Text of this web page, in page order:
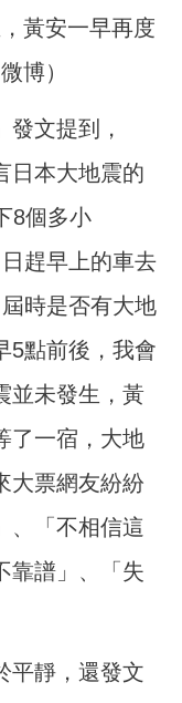
黃安一早再度
博）
文提到，
日本大地震的
8個多小
趕早上的車去
時是否有大地
5點前後，我會
並未發生，黃
了一宿，大地
大票網友紛紛
、「不相信這
靠譜」、「失
平靜，還發文